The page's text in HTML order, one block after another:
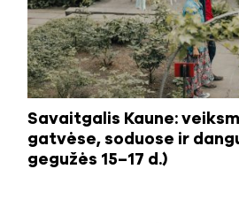
Savaitgalis Kaune:
gatvėse, soduose ir
gegužės 15–17 d.)